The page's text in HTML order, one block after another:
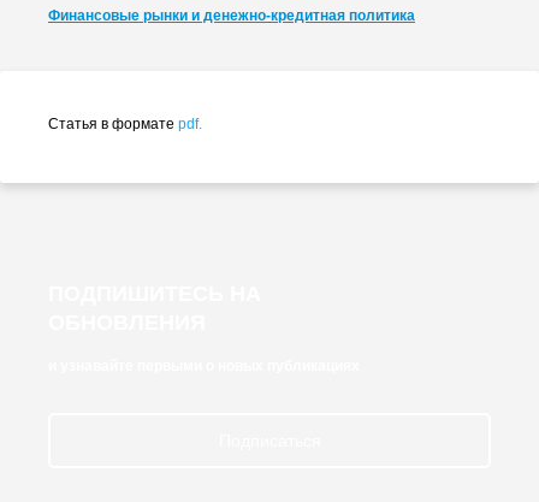
Финансовые рынки и денежно-кредитная политика
Статья в формате pdf.